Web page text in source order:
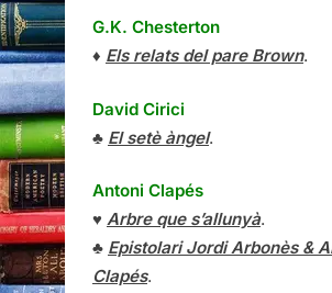
G.K. Chesterton
♦ Els relats del pare Brown.
David Cirici
♣ El setè àngel.
Antoni Clapés
♥ Arbre que s’allunyà.
♣ Epistolari Jordi Arbonès &
Clapés.